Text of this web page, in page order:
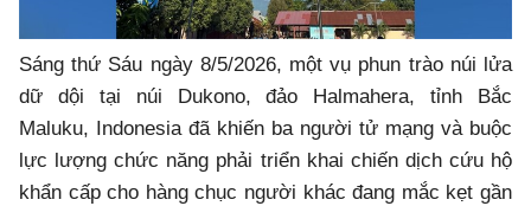
Sáng thứ Sáu ngày 8/5/2026, một vụ phun trào núi lửa
dữ dội tại núi Dukono, đảo Halmahera, tỉnh Bắc
Maluku, Indonesia đã khiến ba người tử mạng và buộc
lực lượng chức năng phải triển khai chiến dịch cứu hộ
khẩn cấp cho hàng chục người khác đang mắc kẹt gần